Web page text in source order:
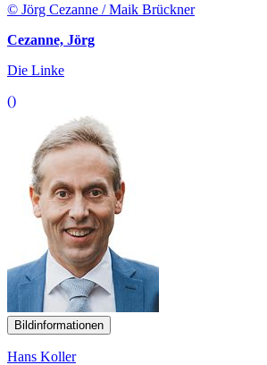
© Jörg Cezanne / Maik Brückner
Cezanne, Jörg
Die Linke
()
Bildinformationen
Hans Koller